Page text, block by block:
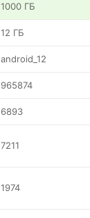
1000 ГБ
12 ГБ
android_12
965874
6893
7211
1974